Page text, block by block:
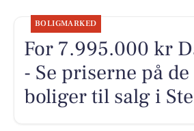
BOLIGMARKED
For 7.995.000 kr
- Se priserne på
boliger til salg i